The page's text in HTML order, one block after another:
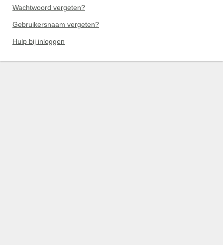
Wachtwoord vergeten?
Gebruikersnaam vergeten?
Hulp bij inloggen